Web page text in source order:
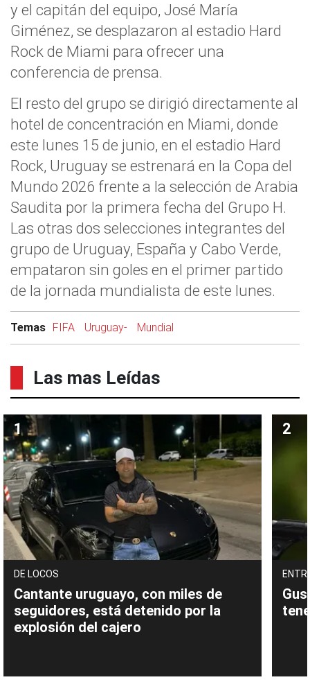
y el capitán del equipo, José María
Giménez, se desplazaron al estadio Hard
Rock de Miami para ofrecer una
conferencia de prensa.
El resto del grupo se dirigió directamente al
hotel de concentración en Miami, donde
este lunes 15 de junio, en el estadio Hard
Rock, Uruguay se estrenará en la Copa del
Mundo 2026 frente a la selección de Arabia
Saudita por la primera fecha del Grupo H.
Las otras dos selecciones integrantes del
grupo de Uruguay, España y Cabo Verde,
empataron sin goles en el primer partido
de la jornada mundialista de este lunes.
Temas FIFA Uruguay- Mundial
Las mas Leídas
DE LOCOS
Cantante uruguayo, con miles de
seguidores, está detenido por la
explosión del cajero